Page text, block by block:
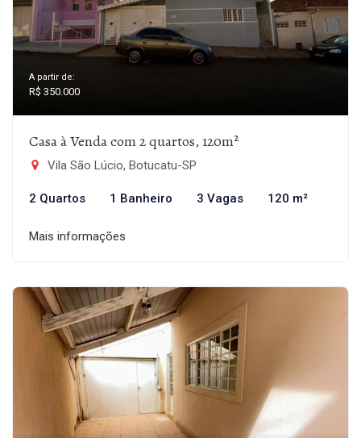
A partir de:
R$ 350.000
Casa à Venda com 2 quartos, 120m²
Vila São Lúcio, Botucatu-SP
2 Quartos 1 Banheiro 3 Vagas 120 m²
Mais informações